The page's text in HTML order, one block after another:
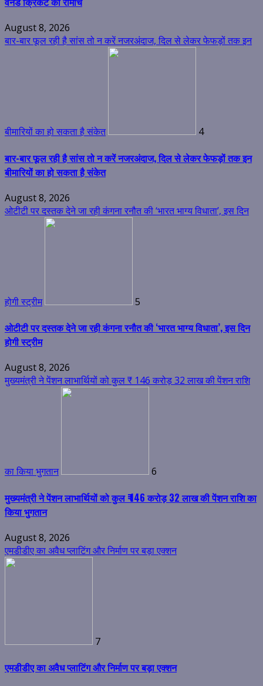
August 8, 2026
बार-बार फूल रही है सांस तो न करें नजरअंदाज, दिल से लेकर फेफड़ों तक इन
बीमारियों का हो सकता है संकेत 4
बार-बार फूल रही है सांस तो न करें नजरअंदाज, दिल से लेकर फेफड़ों तक इन
बीमारियों का हो सकता है संकेत
August 8, 2026
ओटीटी पर दस्तक देने जा रही कंगना रनौत की ‘भारत भाग्य विधाता’, इस दिन
होगी स्ट्रीम 5
ओटीटी पर दस्तक देने जा रही कंगना रनौत की ‘भारत भाग्य विधाता’, इस दिन
होगी स्ट्रीम
August 8, 2026
मुख्यमंत्री ने पेंशन लाभार्थियों को कुल ₹ 146 करोड़ 32 लाख की पेंशन राशि
का किया भुगतान 6
मुख्यमंत्री ने पेंशन लाभार्थियों को कुल ₹ 146 करोड़ 32 लाख की पेंशन राशि का
किया भुगतान
August 8, 2026
एमडीडीए का अवैध प्लाटिंग और निर्माण पर बड़ा एक्शन
7
एमडीडीए का अवैध प्लाटिंग और निर्माण पर बड़ा एक्शन